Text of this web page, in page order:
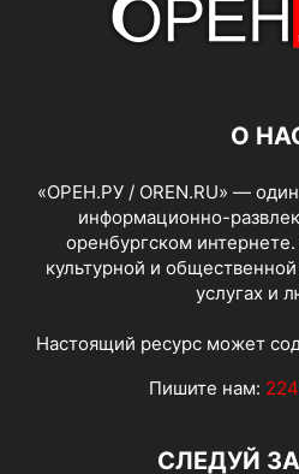
О
«ОРЕН.РУ / OREN.RU» —
информационно-
оренбургском
культурной и
услугах и
Настоящий ресурс может
Пишите нам:
СЛЕДУЙ